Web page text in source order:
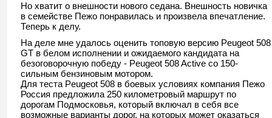
Но хватит о внешности нового седана. Внешность новичка
в семействе Пежо понравилась и произвела впечатление.
Теперь к делу.
На деле мне удалось оценить топовую версию Peugeot 508
GT в белом исполнении и ожидаемого кандидата на
безоговорочную победу - Peugeot 508 Active со 150-
сильным бензиновым мотором.
Для теста Peugeot 508 в боевых условиях компания Пежо
Россия предложила 250 километровый маршрут по
дорогам Подмосковья, который включал в себя все
возможные варианты дорог, на которых может оказаться